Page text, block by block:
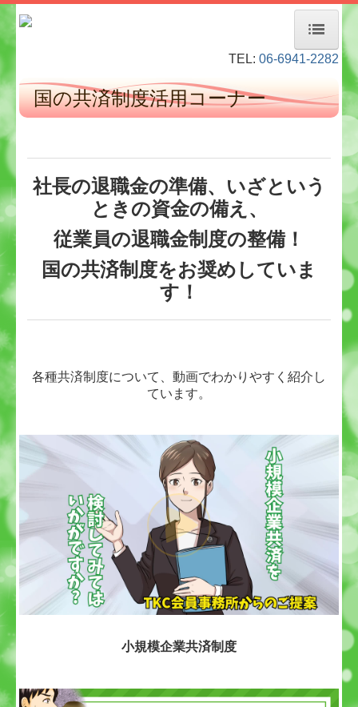
経営者お役立ち情報
デジタル化・AI導入補助金
当事務所のお客様
料金について
業務内容
セミナー案内
お問合せ
TEL: 06-6941-2282
国の共済制度活用コーナー
社長の退職金の準備、いざという
ときの資金の備え、
従業員の退職金制度の整備！
国の共済制度をお奨めしていま
す！
各種共済制度について、動画でわかりやすく紹介し
ています。
小規模企業共済制度